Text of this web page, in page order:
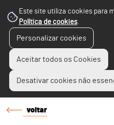
Este site utiliza cookies para
Política de cookies.
Personalizar cookies
Aceitar todos os Cookies
Desativar cookies não
voltar